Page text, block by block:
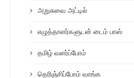
அறுசுவை அட்டில்
எழுத்தாளர்களுடன் டைம் பாஸ்
தமிழ் வளர்ப்போம்
தெரிஞ்சிப்போம் வாங்க